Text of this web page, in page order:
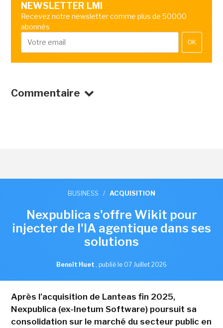
NEWSLETTER LMI
Recevez notre newsletter comme plus de 50000
abonnés
OK
Commentaire
BUSINESS / ACQUISITION
Nexpublica s'offre Wikit pour
injecter de l'IA agentique dans ses
solutions
Benoît Huet , publié le 07 Juillet 2026
Après l'acquisition de Lanteas fin 2025,
Nexpublica (ex-Inetum Software) poursuit sa
consolidation sur le marché du secteur public en